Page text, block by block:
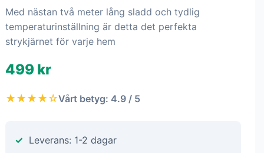
Med nästan två meter lång sladd och tydlig
temperaturinställning är detta det perfekta
strykjärnet för varje hem
499 kr
★★★★☆Vårt betyg: 4.9 / 5
Leverans: 1-2 dagar